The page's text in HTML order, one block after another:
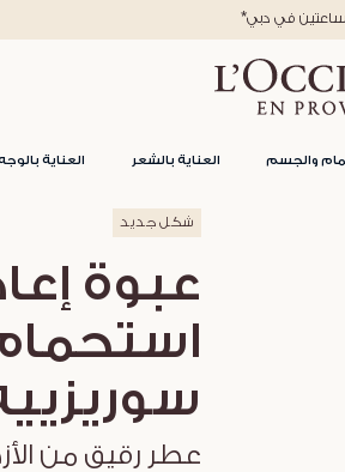
والجسم العناية بالشعر العناية
في دبي
شكل جديد
عبوة
عطر رقيق من